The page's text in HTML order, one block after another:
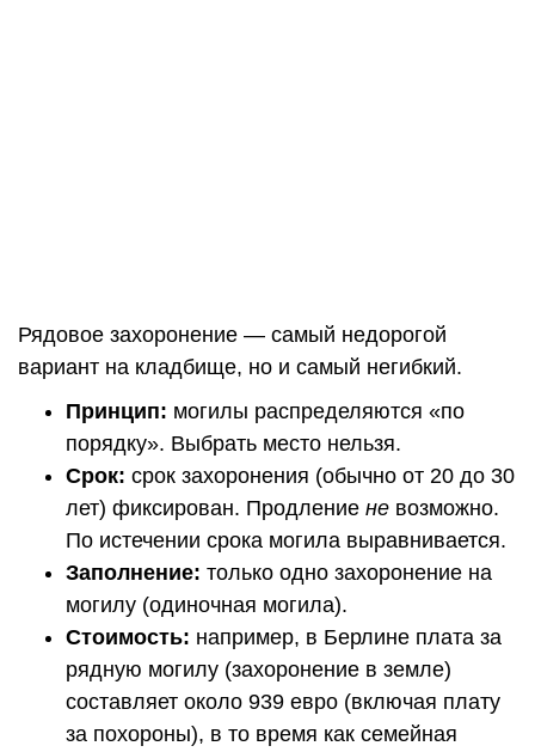
Рядовое захоронение — самый недорогой
вариант на кладбище, но и самый негибкий.
Принцип: могилы распределяются «по
порядку». Выбрать место нельзя.
Срок: срок захоронения (обычно от 20 до 30
лет) фиксирован. Продление не возможно.
По истечении срока могила выравнивается.
Заполнение: только одно захоронение на
могилу (одиночная могила).
Стоимость: например, в Берлине плата за
рядную могилу (захоронение в земле)
составляет около 939 евро (включая плату
за похороны), в то время как семейная